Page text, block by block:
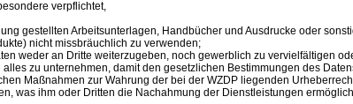
verpflichtet,
gestellten Arbeitsunterlagen, Handbücher und Ausdrucke oder
nicht missbräuchlich zu verwenden;
weder an Dritte weiterzugeben, noch gewerblich zu vervielfältigen
zu unternehmen, damit den gesetzlichen Bestimmungen des
Maßnahmen zur Wahrung der bei der WZDP liegenden
was ihm oder Dritten die Nachahmung der Dienstleistungen